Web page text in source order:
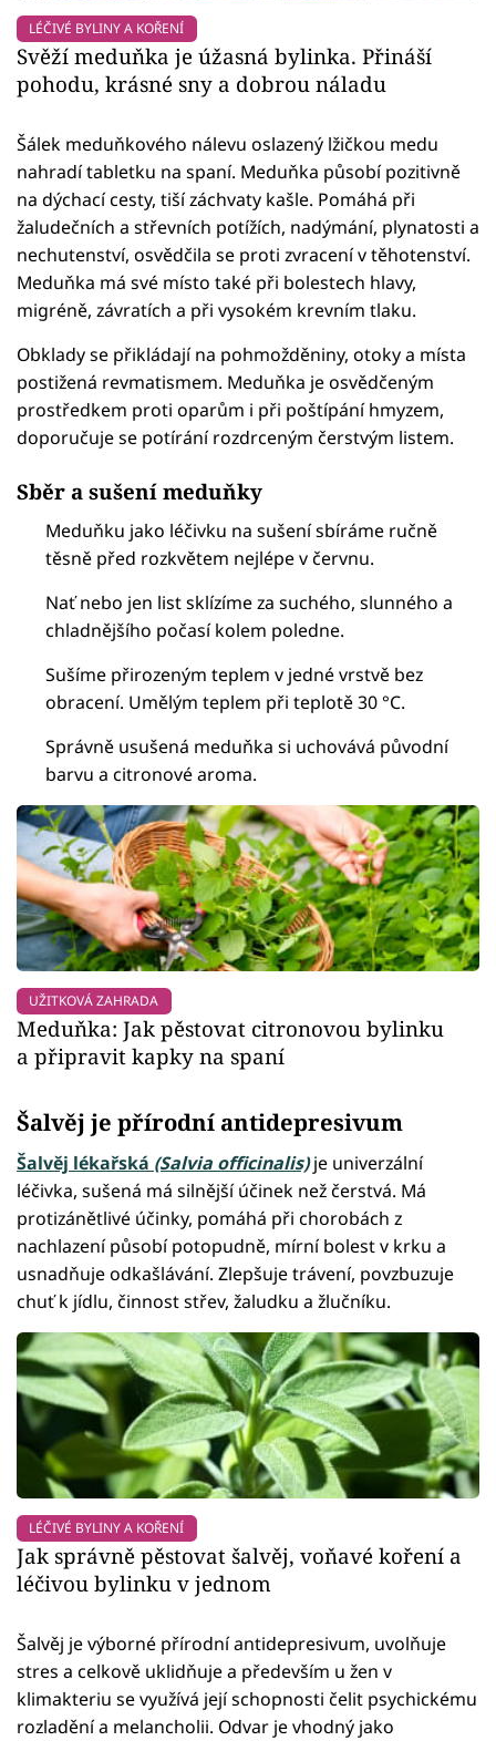
LÉČIVÉ BYLINY A KOŘENÍ
Svěží meduňka je úžasná bylinka. Přináší
pohodu, krásné sny a dobrou náladu
Šálek meduňkového nálevu oslazený lžičkou medu
nahradí tabletku na spaní. Meduňka působí pozitivně
na dýchací cesty, tiší záchvaty kašle. Pomáhá při
žaludečních a střevních potížích, nadýmání, plynatosti a
nechutenství, osvědčila se proti zvracení v těhotenství.
Meduňka má své místo také při bolestech hlavy,
migréně, závratích a při vysokém krevním tlaku.
Obklady se přikládají na pohmožděniny, otoky a místa
postižená revmatismem. Meduňka je osvědčeným
prostředkem proti oparům i při poštípání hmyzem,
doporučuje se potírání rozdrceným čerstvým listem.
Sběr a sušení meduňky
Meduňku jako léčivku na sušení sbíráme ručně
těsně před rozkvětem nejlépe v červnu.
Nať nebo jen list sklízíme za suchého, slunného a
chladnějšího počasí kolem poledne.
Sušíme přirozeným teplem v jedné vrstvě bez
obracení. Umělým teplem při teplotě 30 °C.
Správně usušená meduňka si uchovává původní
barvu a citronové aroma.
UŽITKOVÁ ZAHRADA
Meduňka: Jak pěstovat citronovou bylinku
a připravit kapky na spaní
Šalvěj je přírodní antidepresivum
Šalvěj lékařská (Salvia officinalis) je univerzální
léčivka, sušená má silnější účinek než čerstvá. Má
protizánětlivé účinky, pomáhá při chorobách z
nachlazení působí potopudně, mírní bolest v krku a
usnadňuje odkašlávání. Zlepšuje trávení, povzbuzuje
chuť k jídlu, činnost střev, žaludku a žlučníku.
LÉČIVÉ BYLINY A KOŘENÍ
Jak správně pěstovat šalvěj, voňavé koření a
léčivou bylinku v jednom
Šalvěj je výborné přírodní antidepresivum, uvolňuje
stres a celkově uklidňuje a především u žen v
klimakteriu se využívá její schopnosti čelit psychickému
rozladění a melancholii. Odvar je vhodný jako